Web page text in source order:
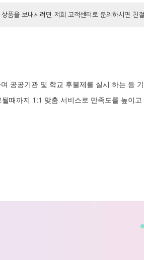
품을 보내시려면 저희 고객센터로 문의하시면 친
공공기관 및 학교 후불제를 실시 하는 등
때까지 1:1 맞춤 서비스로 만족도를 높이고